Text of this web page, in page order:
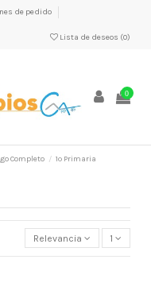
de pedido
Lista de deseos (0)
0
Completo 1º Primaria
Relevancia 1